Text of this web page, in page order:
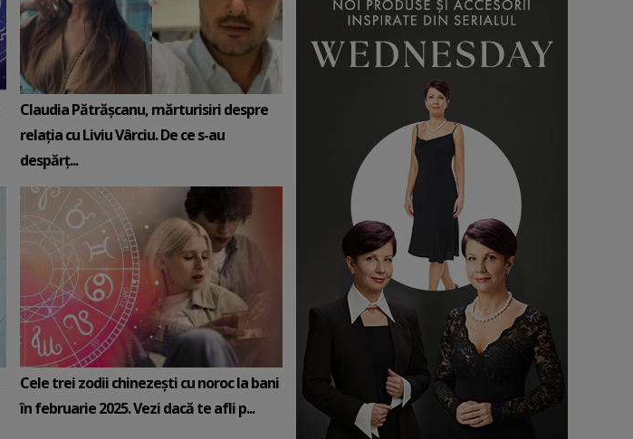
Claudia Pătrășcanu, mărturisiri despre
relația cu Liviu Vârciu. De ce s-au
despărț...
Cele trei zodii chinezești cu noroc la bani
în februarie 2025. Vezi dacă te afli p...